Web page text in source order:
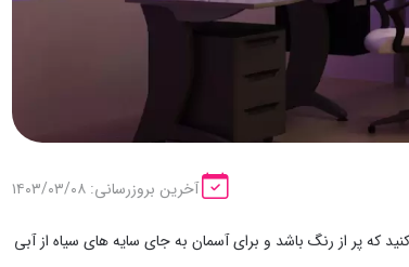
آخرین بروزرسانی: ۱۴۰۳/۰۳/۰۸
که پر از رنگ باشد و برای آسمان به جای سایه های سیاه از آبی